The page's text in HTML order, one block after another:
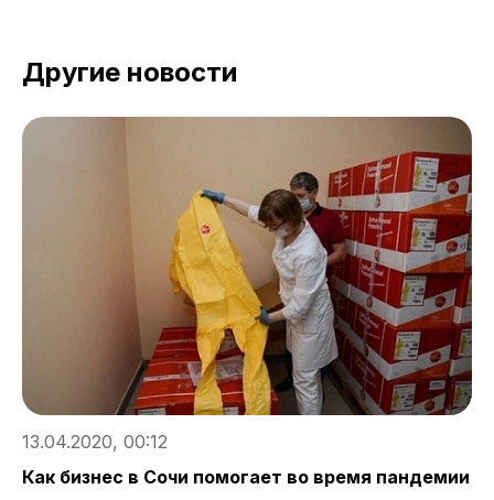
Другие новости
13.04.2020, 00:12
Как бизнес в Сочи помогает во время пандемии